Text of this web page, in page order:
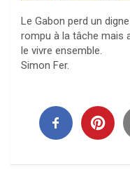
Le Gabon perd un
rompu à la tâche mais
le vivre ensemble.
Simon Fer.